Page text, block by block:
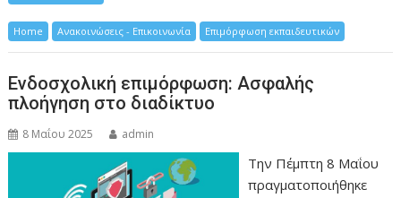
Home Ανακοινώσεις - Επικοινωνία Επιμόρφωση εκπαιδευτικών
Ενδοσχολική επιμόρφωση: Ασφαλής
πλοήγηση στο διαδίκτυο
8 Μαΐου 2025 admin
Την Πέμπτη 8 Μαΐου
πραγματοποιήθηκε